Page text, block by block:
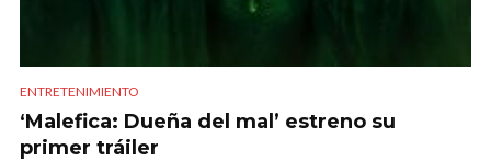
ENTRETENIMIENTO
‘Malefica: Dueña del mal’ estreno su
primer tráiler